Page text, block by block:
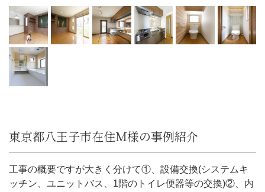
東京都八王子市在住Ｍ様の事例紹介
工事の概要ですが大きく分けて①、設備交換(システムキ
ッチン、ユニットバス、1階のトイレ便器等の交換)②、内